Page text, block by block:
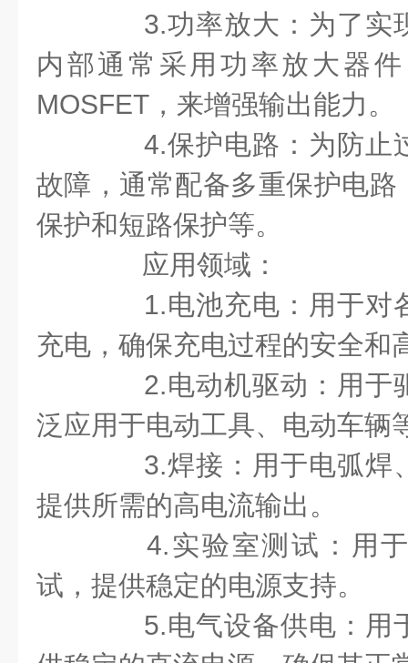
3.功率放大：为了实
内部通常采用功率放大器
MOSFET，来增强输出能力。
4.保护电路：为防止
故障，通常配备多重保护电
保护和短路保护等。
应用领域：
1.电池充电：用于对
充电，确保充电过程的安全和
2.电动机驱动：用于
泛应用于电动工具、电动车辆
3.焊接：用于电弧焊
提供所需的高电流输出。
4.实验室测试：用于
试，提供稳定的电源支持。
5.电气设备供电：用